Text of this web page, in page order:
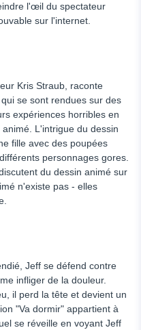
l'œil du spectateur
sur l'internet.
Kris Straub, raconte
se sont rendues sur des
expériences horribles en
L'intrigue du dessin
fille avec des poupées
personnages gores.
du dessin animé sur
n'existe pas - elles
Jeff se défend contre
infliger de la douleur.
il perd la tête et devient un
"Va dormir" appartient à
se réveille en voyant Jeff